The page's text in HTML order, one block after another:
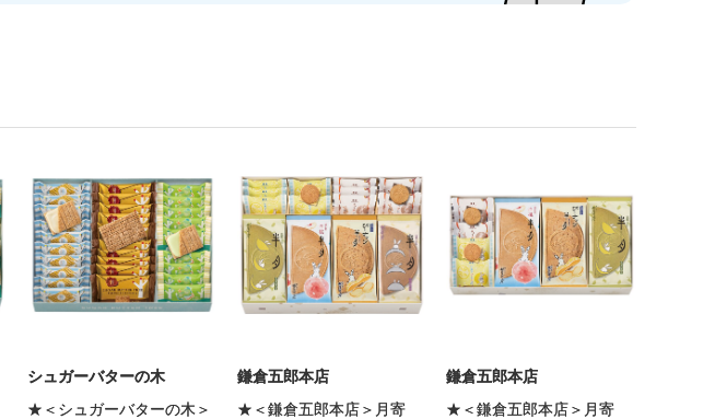
シュガーバターの木
★＜シュガーバターの木＞
鎌倉五郎本店
★＜鎌倉五郎本店＞月寄
鎌倉五郎本店
★＜鎌倉五郎本店＞月寄